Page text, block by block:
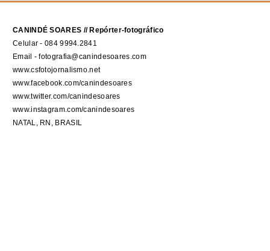
CANINDÉ SOARES // Repórter-fotográfico
Celular - 084 9994.2841
Email - fotografia@canindesoares.com
www.csfotojornalismo.net
www.facebook.com/canindesoares
www.twitter.com/canindesoares
www.instagram.com/canindesoares
NATAL, RN, BRASIL